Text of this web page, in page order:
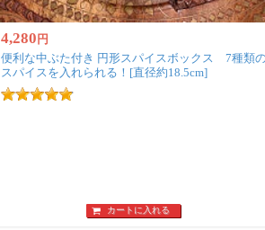
4,280 円
便利な中ぶた付き 円形スパイスボックス 7種類
スパイスを入れられる！[直径約18.5cm]
カートに入れる